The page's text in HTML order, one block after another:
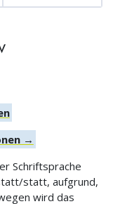
→
Schriftsprache
statt, aufgrund,
wird das